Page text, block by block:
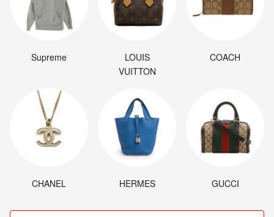
Supreme
LOUIS
VUITTON
COACH
CHANEL HERMES GUCCI